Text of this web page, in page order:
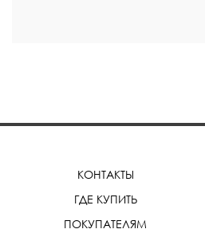
КОНТАКТЫ
ГДЕ КУПИТЬ
ПОКУПАТЕЛЯМ